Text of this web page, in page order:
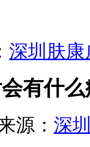
深圳肤
有什
源： 深